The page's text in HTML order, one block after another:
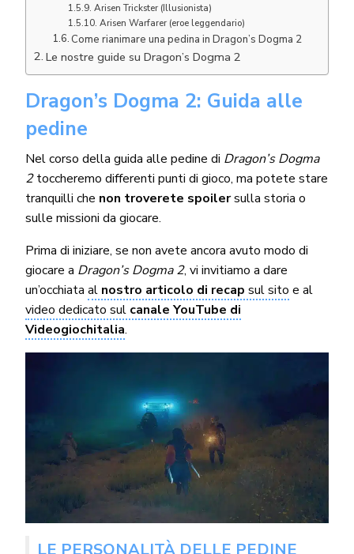
Arisen Trickster (Illusionista)
Arisen Warfarer (eroe leggendario)
Come rianimare una pedina in Dragon’s Dogma 2
Le nostre guide su Dragon’s Dogma 2
Dragon’s Dogma 2: Guida alle
pedine
Nel corso della guida alle pedine di Dragon’s Dogma
2toccheremo differenti punti di gioco, ma potete stare
tranquilli che non troverete spoilersulla storia o
sulle missioni da giocare.
Prima di iniziare, se non avete ancora avuto modo di
giocare a Dragon’s Dogma 2, vi invitiamo a dare
un’occhiata al nostro articolo di recap sul sito e al
video dedicato sul canale YouTube di
Videogiochitalia.
LE PERSONALITÀ DELLE PEDINE